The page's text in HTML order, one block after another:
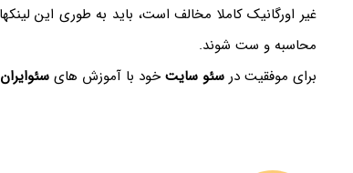
محاسبه و ست شوند.
برای موفقیت در سئو سایتخود با آموزش های سئوایران